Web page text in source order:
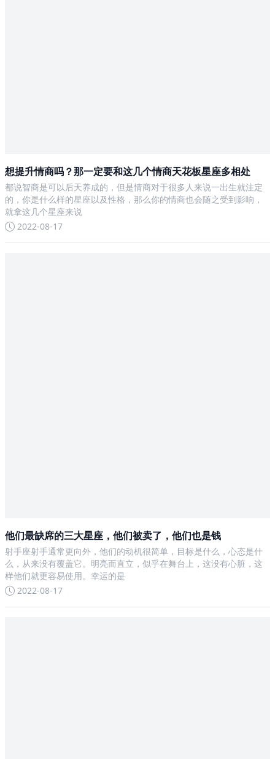
想提升情商吗？那一定要和这几个情商天花板星座多相处
都说智商是可以后天养成的，但是情商对于很多人来说一出生就注定
的，你是什么样的星座以及性格，那么你的情商也会随之受到影响，
就拿这几个星座来说
2022-08-17
他们最缺席的三大星座，他们被卖了，他们也是钱
射手座射手通常更向外，他们的动机很简单，目标是什么，心态是什
么，从来没有覆盖它。明亮而直立，似乎在舞台上，这没有心脏，这
样他们就更容易使用。幸运的是
2022-08-17